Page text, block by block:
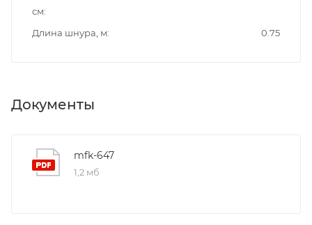
см
Длина шнура, м 0.75
Документы
mfk-647
1,2 мб